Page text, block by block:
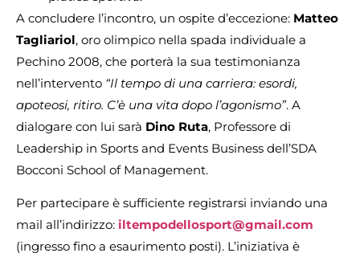
A concludere l’incontro, un ospite d’eccezione: Matteo
Tagliariol, oro olimpico nella spada individuale a
Pechino 2008, che porterà la sua testimonianza
nell’intervento “Il tempo di una carriera: esordi,
apoteosi, ritiro. C’è una vita dopo l’agonismo”. A
dialogare con lui sarà Dino Ruta, Professore di
Leadership in Sports and Events Business dell’SDA
Bocconi School of Management.
Per partecipare è sufficiente registrarsi inviando una
mail all’indirizzo: iltempodellosport@gmail.com
(ingresso fino a esaurimento posti). L’iniziativa è